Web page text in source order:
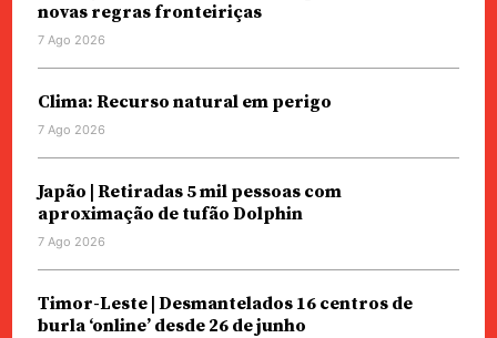
novas regras fronteiriças
7 Ago 2026
Clima: Recurso natural em perigo
7 Ago 2026
Japão | Retiradas 5 mil pessoas com
aproximação de tufão Dolphin
7 Ago 2026
Timor-Leste | Desmantelados 16 centros de
burla ‘online’ desde 26 de junho